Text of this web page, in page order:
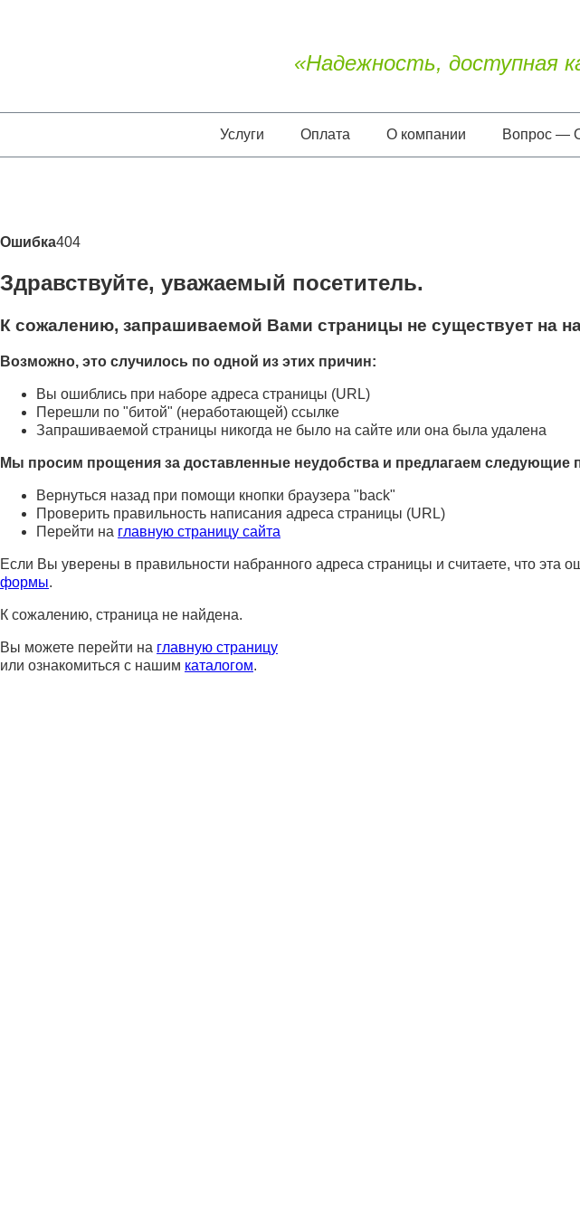
«Надежность, доступная
Услуги Оплата О компании Вопрос —
Ошибка404
Здравствуйте, уважаемый посетитель.
К сожалению, запрашиваемой Вами страницы не существует на
Возможно, это случилось по одной из этих причин:
Вы ошиблись при наборе адреса страницы (URL)
Перешли по "битой" (неработающей) ссылке
Запрашиваемой страницы никогда не было на сайте или она была удалена
Мы просим прощения за доставленные неудобства и предлагаем следующие
Вернуться назад при помощи кнопки браузера "back"
Проверить правильность написания адреса страницы (URL)
Перейти на главную страницу сайта
Если Вы уверены в правильности набранного адреса страницы и считаете, что
формы.
К сожалению, страница не найдена.
Вы можете перейти на главную страницу
или ознакомиться с нашим каталогом.